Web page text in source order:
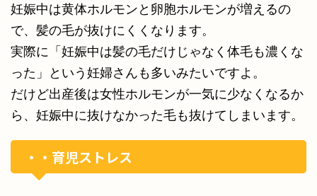
妊娠中は黄体ホルモンと卵胞ホルモンが増えるの
で、髪の毛が抜けにくくなります。
実際に「妊娠中は髪の毛だけじゃなく体毛も濃くな
った」という妊婦さんも多いみたいですよ。
だけど出産後は女性ホルモンが一気に少なくなるか
ら、妊娠中に抜けなかった毛も抜けてしまいます。
・・育児ストレス